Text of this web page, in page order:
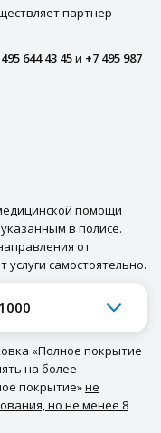
партнер
644 43 45и +7 495 987
помощи
в полисе.
от
самостоятельно.
«Полное покрытие
на более
покрытие»не
но не менее 8